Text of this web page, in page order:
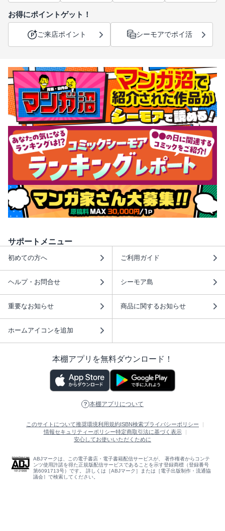
お得にポイントゲット！
ご来店ポイント シーモアでポイ活
サポートメニュー
初めての方へ ご利用ガイド
ヘルプ・お問合せ シーモア島
重要なお知らせ 商品に関するお知らせ
ホームアイコンを追加
本棚アプリを無料ダウンロード！
本棚アプリについて
このサイトについて推奨環境利用規約ISBN検索プライバシーポリシー
情報セキュリティーポリシー特定商取引法に基づく表示
安心してお使いいただくために
ABJマークは、この電子書店・電子書籍配信サービスが、 著作権者からコンテ
ンツ使用許諾を得た正規版配信サービスであることを示す登録商標（登録番号
第6091713号）です。 詳しくは［ABJマーク］または［電子出版制作・流通協
議会］で検索してください。